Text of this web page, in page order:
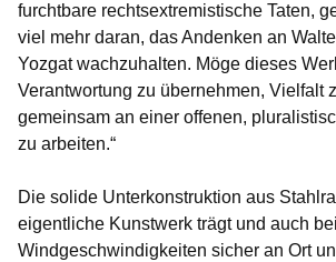
furchtbare rechtsextremistische Taten,
viel mehr daran, das Andenken an
Yozgat wachzuhalten. Möge dieses
Verantwortung zu übernehmen, Vielfalt
gemeinsam an einer offenen,
zu arbeiten.“
Die solide Unterkonstruktion aus
eigentliche Kunstwerk trägt und auch
Windgeschwindigkeiten sicher an Ort